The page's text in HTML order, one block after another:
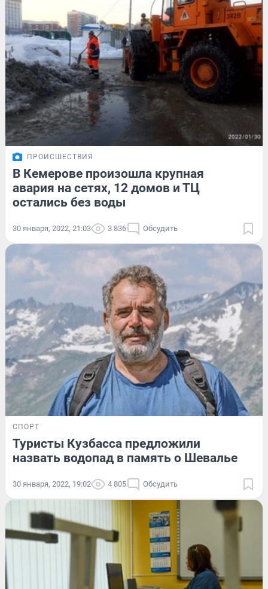
ПРОИСШЕСТВИЯ
В Кемерове произошла крупная
авария на сетях, 12 домов и ТЦ
остались без воды
30 января, 2022, 21:03 3 836 Обсудить
СПОРТ
Туристы Кузбасса предложили
назвать водопад в память о Шевалье
30 января, 2022, 19:02 4 805 Обсудить